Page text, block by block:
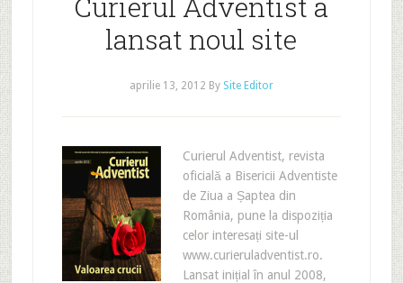
lansat noul site
aprilie 13, 2012 By Site Editor
Curierul Adventist, revista
oficială a Bisericii Adventiste
de Ziua a Șaptea din
România, pune la dispoziția
celor interesați site-ul
www.curieruladventist.ro.
Lansat inițial în anul 2008,